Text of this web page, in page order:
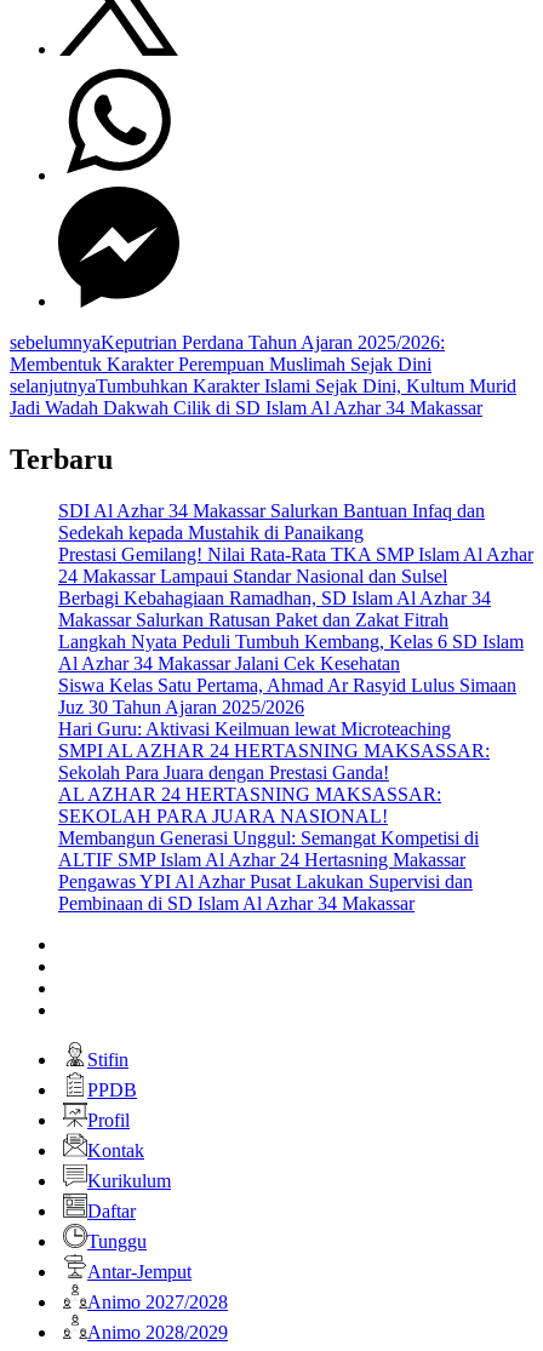
sebelumnyaKeputrian Perdana Tahun Ajaran 2025/2026:
Membentuk Karakter Perempuan Muslimah Sejak Dini
selanjutnyaTumbuhkan Karakter Islami Sejak Dini, Kultum Murid
Jadi Wadah Dakwah Cilik di SD Islam Al Azhar 34 Makassar
Terbaru
SDI Al Azhar 34 Makassar Salurkan Bantuan Infaq dan
Sedekah kepada Mustahik di Panaikang
Prestasi Gemilang! Nilai Rata-Rata TKA SMP Islam Al Azhar
24 Makassar Lampaui Standar Nasional dan Sulsel
Berbagi Kebahagiaan Ramadhan, SD Islam Al Azhar 34
Makassar Salurkan Ratusan Paket dan Zakat Fitrah
Langkah Nyata Peduli Tumbuh Kembang, Kelas 6 SD Islam
Al Azhar 34 Makassar Jalani Cek Kesehatan
Siswa Kelas Satu Pertama, Ahmad Ar Rasyid Lulus Simaan
Juz 30 Tahun Ajaran 2025/2026
Hari Guru: Aktivasi Keilmuan lewat Microteaching
SMPI AL AZHAR 24 HERTASNING MAKSASSAR:
Sekolah Para Juara dengan Prestasi Ganda!
AL AZHAR 24 HERTASNING MAKSASSAR:
SEKOLAH PARA JUARA NASIONAL!
Membangun Generasi Unggul: Semangat Kompetisi di
ALTIF SMP Islam Al Azhar 24 Hertasning Makassar
Pengawas YPI Al Azhar Pusat Lakukan Supervisi dan
Pembinaan di SD Islam Al Azhar 34 Makassar
Stifin
PPDB
Profil
Kontak
Kurikulum
Daftar
Tunggu
Antar-Jemput
Animo 2027/2028
Animo 2028/2029